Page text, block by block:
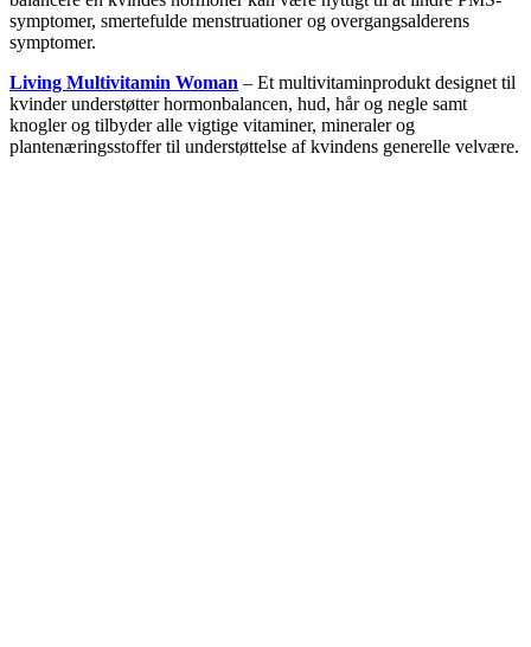
symptomer, smertefulde menstruationer og overgangsalderens
symptomer.
Living Multivitamin Woman – Et multivitaminprodukt designet til
kvinder understøtter hormonbalancen, hud, hår og negle samt
knogler og tilbyder alle vigtige vitaminer, mineraler og
plantenæringsstoffer til understøttelse af kvindens generelle velvære.